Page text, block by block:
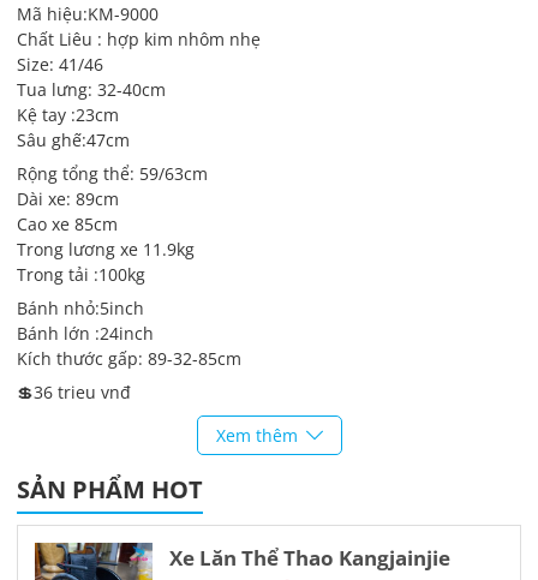
Mã hiệu:KM-9000
Chất Liêu : hợp kim nhôm nhẹ
Size: 41/46
Tua lưng: 32-40cm
Kệ tay :23cm
Sâu ghế:47cm
Rộng tổng thể: 59/63cm
Dài xe: 89cm
Cao xe 85cm
Trong lương xe 11.9kg
Trong tải :100kg
Bánh nhỏ:5inch
Bánh lớn :24inch
Kích thước gấp: 89-32-85cm
💲36 trieu vnđ
Tư vấn: Cửa Hàng Xe Lăn Đinh Thị Xuân
Số điện thoại: 0927.771.666 – Zalo: 0898.39.8686
Địa chỉ: Xóm Vải, Xã Hoá Thượng, Huyện Đồng Hỷ, Tỉnh Thái
Nguyên
Xem thêm
SẢN PHẨM HOT
Xe Lăn Thể Thao Kangjainjie